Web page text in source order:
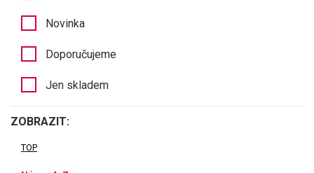
Novinka
Doporučujeme
Jen skladem
ZOBRAZIT:
TOP